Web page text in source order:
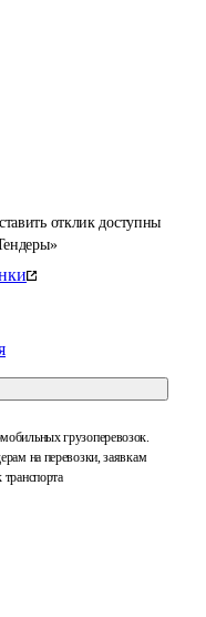
отклик доступны
грузоперевозок.
на перевозки, заявкам
транспорта